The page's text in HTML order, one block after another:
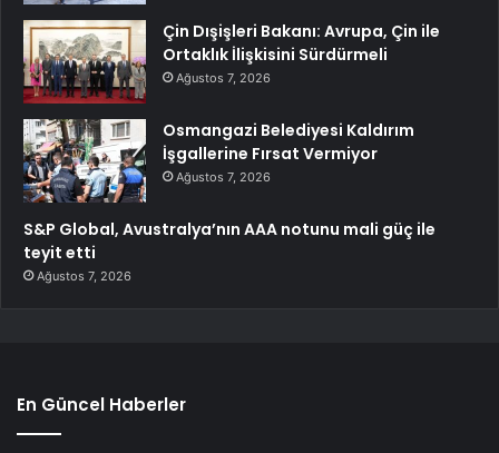
Çin Dışişleri Bakanı: Avrupa, Çin ile
Ortaklık İlişkisini Sürdürmeli
Ağustos 7, 2026
Osmangazi Belediyesi Kaldırım
İşgallerine Fırsat Vermiyor
Ağustos 7, 2026
S&P Global, Avustralya’nın AAA notunu mali güç ile
teyit etti
Ağustos 7, 2026
En Güncel Haberler